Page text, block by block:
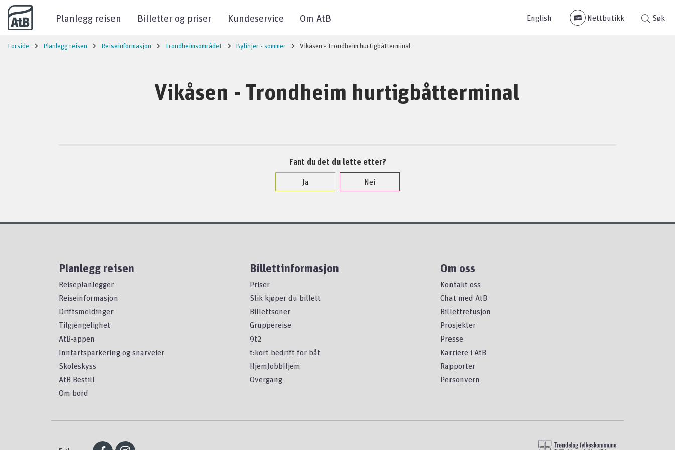
Til innhold
Planlegg reisen Billetter og priser Kundeservice Om AtB English Nettbutikk Søk
Forside Planlegg reisen Reiseinformasjon Trondheimsområdet Bylinjer - sommer Vikåsen - Trondheim hurtigbåtterminal
Vikåsen - Trondheim hurtigbåtterminal
Fant du det du lette etter?
Ja
Nei
Planlegg reisen
Reiseplanlegger
Reiseinformasjon
Driftsmeldinger
Tilgjengelighet
AtB-appen
Innfartsparkering og snarveier
Skoleskyss
AtB Bestill
Om bord
Billettinformasjon
Priser
Slik kjøper du billett
Billettsoner
Gruppereise
9t2
t:kort bedrift for båt
HjemJobbHjem
Overgang
Om oss
Kontakt oss
Chat med AtB
Billettrefusjon
Prosjekter
Presse
Karriere i AtB
Rapporter
Personvern